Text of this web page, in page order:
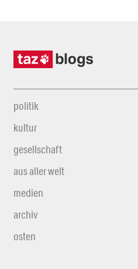
politik
kultur
gesellschaft
aus aller welt
medien
archiv
osten